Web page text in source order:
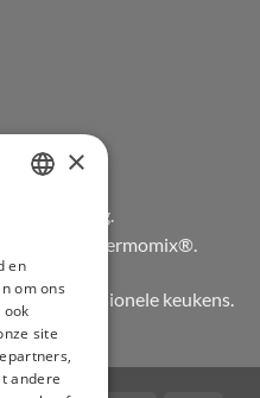
Green Egg.
Vorwerk Thermomix®.
en professionele keukens.
GERMAN
ENGLISH
×
en
om ons
site
andere